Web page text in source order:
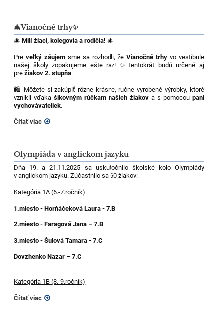
🎄Vianočné trhy✨
🎄Milí žiaci, kolegovia a rodičia! 🎄
Preveľký záujem sme sa rozhodli, žeVianočné trhy vo vestibule
našej školy zopakujeme ešte raz! ✨Tentokrát budú určené aj
prežiakov 2. stupňa.
🛍️ Môžete si zakúpiť rôzne krásne, ručne vyrobené výrobky, ktoré
vznikli vďakašikovným rúčkam našich žiakova s pomocou pani
vychovávateliek.
Čítať viac
Olympiáda v anglickom jazyku
Dňa 19. a 21.11.2025 sa uskutočnilo školské kolo Olympiády
v anglickom jazyku. Zúčastnilo sa 60 žiakov:
Kategória 1A (6.-7.ročník)
1.miesto - Horňáčeková Laura - 7.B
2.miesto - Faragová Jana – 7.B
3.miesto - Šulová Tamara - 7.C
Dovzhenko Nazar – 7.C
Kategória 1B (8.-9.ročník)
Čítať viac